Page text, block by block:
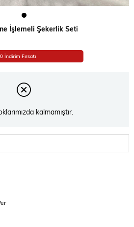
İşlemeli Şekerlik Seti
İndirim Fırsatı
kalmamıştır.